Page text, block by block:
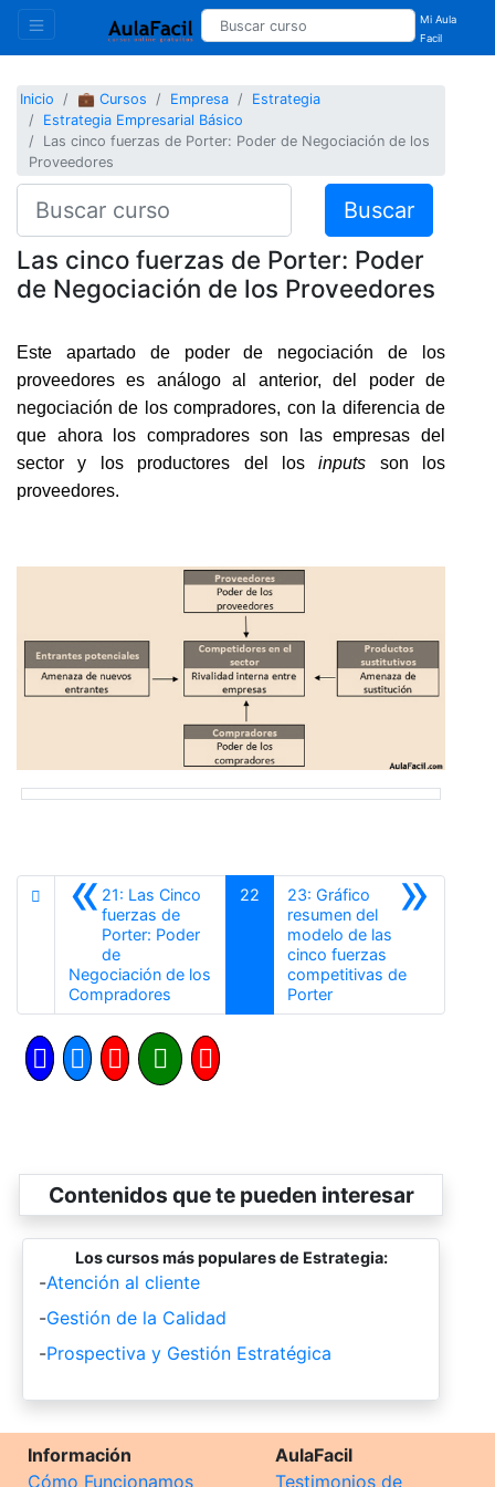
Mi Aula
Facil
Inicio 💼 Cursos Empresa
Estrategia
Estrategia Empresarial Básico
Las cinco fuerzas de Porter: Poder de Negociación de los
Proveedores
Buscar
Las cinco fuerzas de Porter: Poder
de Negociación de los Proveedores
Este apartado de poder de negociación de los
proveedores es análogo al anterior, del poder de
negociación de los compradores, con la diferencia de
que ahora los compradores son las empresas del
sector y los productores del losinputs son los
proveedores.
«21: Las Cinco
fuerzas de
Porter: Poder
de
Negociación de los
Compradores
22 »
23: Gráfico
resumen del
modelo de las
cinco fuerzas
competitivas de
PorterSiguiente
Contenidos que te pueden interesar
Los cursos más populares de Estrategia:
-Atención al cliente
-Gestión de la Calidad
-Prospectiva y Gestión Estratégica
Información
Cómo Funcionamos
AulaFacil
Testimonios de